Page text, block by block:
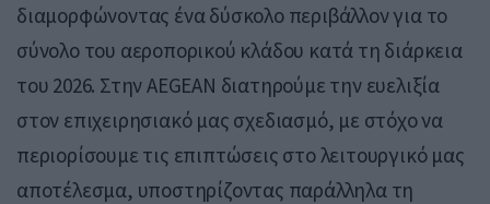
διαμορφώνοντας ένα δύσκολο περιβάλλον για το
σύνολο του αεροπορικού κλάδου κατά τη διάρκεια
του 2026. Στην AEGEAN διατηρούμε την ευελιξία
στον επιχειρησιακό μας σχεδιασμό, με στόχο να
περιορίσουμε τις επιπτώσεις στο λειτουργικό μας
αποτέλεσμα, υποστηρίζοντας παράλληλα τη